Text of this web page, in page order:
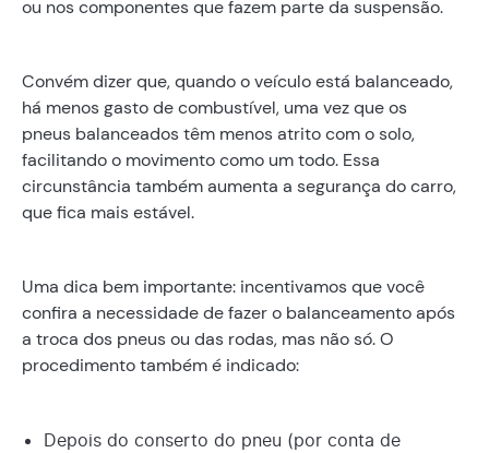
ou nos componentes que fazem parte da suspensão.
Convém dizer que, quando o veículo está balanceado,
há menos gasto de combustível, uma vez que os
pneus balanceados têm menos atrito com o solo,
facilitando o movimento como um todo. Essa
circunstância também aumenta a segurança do carro,
que fica mais estável.
Uma dica bem importante: incentivamos que você
confira a necessidade de fazer o balanceamento após
a troca dos pneus ou das rodas, mas não só. O
procedimento também é indicado:
Depois do conserto do pneu (por conta de